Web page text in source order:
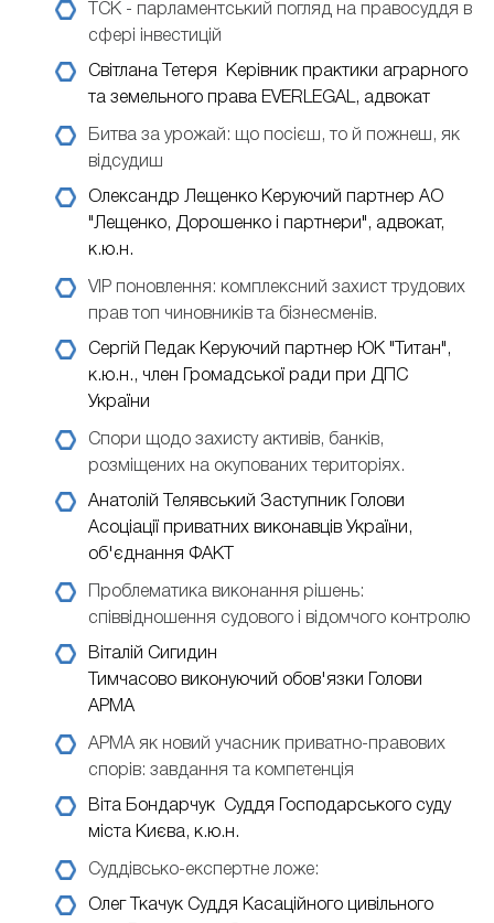
ТСК - парламентський погляд на правосуддя в
сфері інвестицій
Світлана Тетеря
Керівник практики аграрного
та земельного права EVERLEGAL, адвокат
Битва за урожай: що посієш, то й пожнеш, як
відсудиш
Олександр Лещенко Керуючий партнер АО
"Лещенко, Дорошенко і партнери", адвокат,
к.ю.н.
VIP поновлення: комплексний захист трудових
прав топ чиновників та бізнесменів.
Сергій Педак Керуючий партнер ЮК "Титан",
к.ю.н., член Громадської ради при ДПС
України
Спори щодо захисту активів, банків,
розміщених на окупованих територіях.
Анатолій Телявський Заступник Голови
Асоціації приватних виконавців України,
об'єднання ФАКТ
Проблематика виконання рішень:
співвідношення судового і відомчого контролю
Віталій Сигидин
Тимчасово виконуючий обов'язки Голови
АРМА
АРМА як новий учасник приватно-правових
спорів: завдання та компетенція
Віта Бондарчук
Суддя Господарського суду
міста Києва, к.ю.н.
Суддівсько-експертне ложе:
Олег Ткачук Суддя Касаційного цивільного